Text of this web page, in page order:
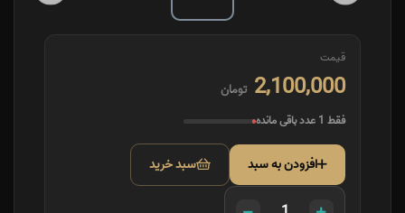
قیمت
2,100,000 تومان
فقط 1 عدد باقی مانده
افزودن به سبد سبد خرید